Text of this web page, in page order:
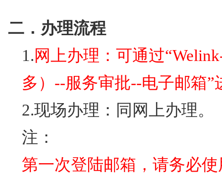
二．办理流程
1.网上办理：可通过
多）--服务审批--电子邮箱”
2.现场办理：同网上办理。
注：
第一次登陆邮箱，请务必